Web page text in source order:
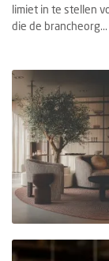
limiet in te stellen
die de brancheorg...